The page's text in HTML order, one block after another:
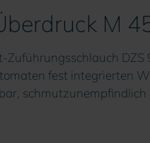
M
fest integrierten
schmutzunempfindlich